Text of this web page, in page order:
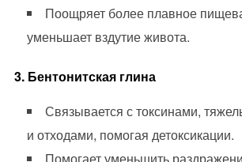
Поощряет более плавное
уменьшает вздутие живота.
3. Бентонитская глина
Связывается с токсинами,
и отходами, помогая детоксикации.